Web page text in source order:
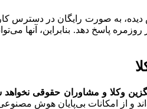
دیده‌، به صورت رایگان در دسترس
پاسخ دهد. بنابراین، آنها
وکلا و مشاوران حقوقی نخواهد
و از امکانات بی‌پایان هوش